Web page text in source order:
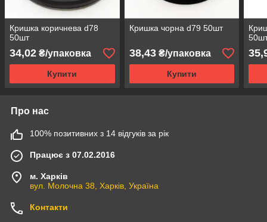
Кришка коричнева d78
50шт
34,02 ₴/упаковка
Купити
Кришка чорна d79 50шт
38,43₴/упаковка
Купити
Про нас
100% позитивних з 14 відгуків за рік
Працює з 07.02.2016
м. Харків
вул. Молочна 38, Харків, Україна
Контакти